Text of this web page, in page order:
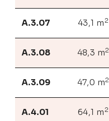
A.3.07 43,1 m 2
A.3.08 48,3 m2
A.3.09 47,0 m2
A.4.01 64,1 m 2